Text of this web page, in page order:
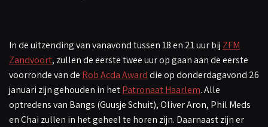
In de uitzending van vanavond tussen 18 en 21 uur bij ZFM
Zandvoort, zullen de eerste twee uur op gaan aan de eerste
voorronde van de Rob Acda Awarddie op donderdagavond 26
januari zijn gehouden in hetPatronaat Haarlem. Alle
optredens van Bangs (Guusje Schuit), Oliver Aron, Phil Meds
en Chai zullen in het geheel te horen zijn. Daarnaast zijn er